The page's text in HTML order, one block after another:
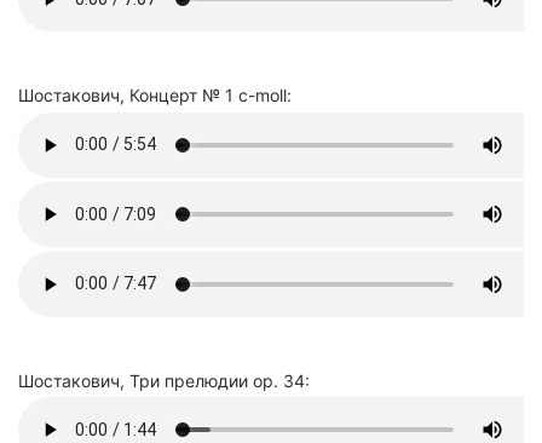
Шостакович, Концерт № 1 c-moll:
Шостакович, Три прелюдии op. 34: